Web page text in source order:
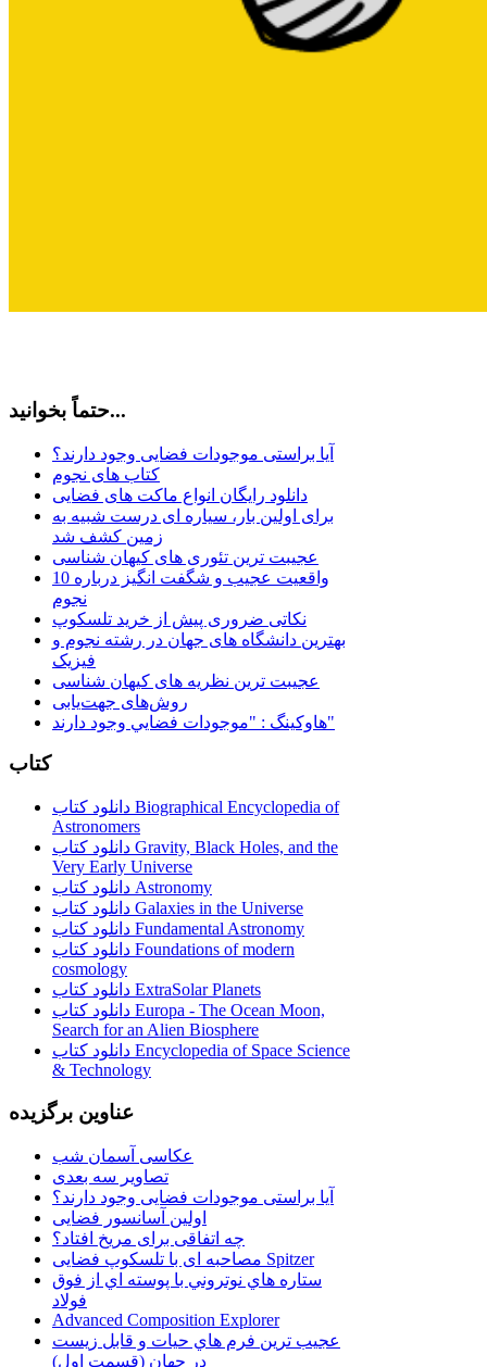
حتماً بخوانید...
آیا براستی موجودات فضایی وجود دارند؟
کتاب های نجوم
دانلود رایگان انواع ماکت های فضایی
برای اولین بار، سیاره ای درست شبیه به
زمین کشف شد
عجیبت ترین تئوری های کیهان شناسی
10 واقعیت عجیب و شگفت انگیز درباره
نجوم
نکاتی ضروری پیش از خرید تلسکوپ
بهترین دانشگاه های جهان در رشته نجوم و
فیزیک
عجیبت ترین نظریه های کیهان شناسی
روش‌های جهت‌یابی
هاوكينگ : "موجودات فضايي وجود دارند"
کتاب
دانلود کتاب Biographical Encyclopedia of
Astronomers
دانلود کتاب Gravity, Black Holes, and the
Very Early Universe
دانلود کتاب Astronomy
دانلود کتاب Galaxies in the Universe
دانلود کتاب Fundamental Astronomy
دانلود کتاب Foundations of modern
cosmology
دانلود کتاب ExtraSolar Planets
دانلود کتاب Europa - The Ocean Moon,
Search for an Alien Biosphere
دانلود کتاب Encyclopedia of Space Science
& Technology
عناوین برگزیده
عکاسی آسمان شب
تصاویر سه بعدی
آیا براستی موجودات فضایی وجود دارند؟
اولین آسانسور فضایی
چه اتفاقی برای مریخ افتاد؟
مصاحبه ای با تلسکوپ فضایی Spitzer
ستاره هاي نوتروني با پوسته اي از فوق
فولاد
Advanced Composition Explorer
عجیب ترین فرم هاي حيات و قابل زيست
در جهان (قسمت اول)